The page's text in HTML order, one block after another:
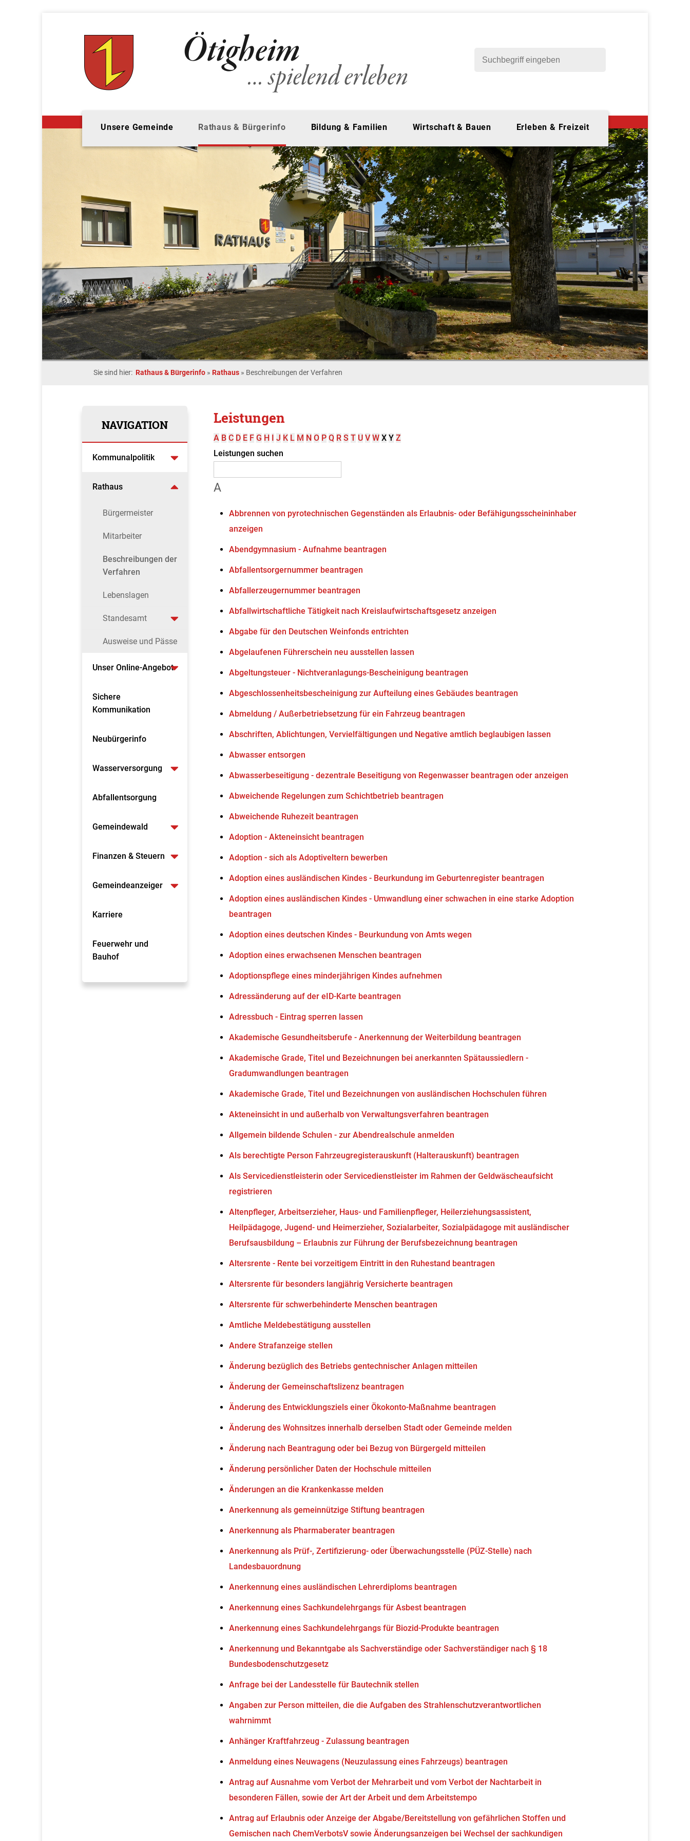
Unsere Gemeinde Rathaus & Bürgerinfo Bildung & Familien Wirtschaft & Bauen Erleben & Freizeit
Sie sind hier: Rathaus & Bürgerinfo » Rathaus » Beschreibungen der Verfahren
NAVIGATION
Kommunalpolitik
Rathaus
Bürgermeister
Mitarbeiter
Beschreibungen der
Verfahren
Lebenslagen
Standesamt
Ausweise und Pässe
Unser Online-Angebot
Sichere
Kommunikation
Neubürgerinfo
Wasserversorgung
Abfallentsorgung
Gemeindewald
Finanzen & Steuern
Gemeindeanzeiger
Karriere
Feuerwehr und
Bauhof
Leistungen
A B C D E F G H I J K L M N O P Q R S T U V W X Y Z
Leistungen suchen
A
Abbrennen von pyrotechnischen Gegenständen als Erlaubnis- oder Befähigungsscheininhaber
anzeigen
Abendgymnasium - Aufnahme beantragen
Abfallentsorgernummer beantragen
Abfallerzeugernummer beantragen
Abfallwirtschaftliche Tätigkeit nach Kreislaufwirtschaftsgesetz anzeigen
Abgabe für den Deutschen Weinfonds entrichten
Abgelaufenen Führerschein neu ausstellen lassen
Abgeltungsteuer - Nichtveranlagungs-Bescheinigung beantragen
Abgeschlossenheitsbescheinigung zur Aufteilung eines Gebäudes beantragen
Abmeldung / Außerbetriebsetzung für ein Fahrzeug beantragen
Abschriften, Ablichtungen, Vervielfältigungen und Negative amtlich beglaubigen lassen
Abwasser entsorgen
Abwasserbeseitigung - dezentrale Beseitigung von Regenwasser beantragen oder anzeigen
Abweichende Regelungen zum Schichtbetrieb beantragen
Abweichende Ruhezeit beantragen
Adoption - Akteneinsicht beantragen
Adoption - sich als Adoptiveltern bewerben
Adoption eines ausländischen Kindes - Beurkundung im Geburtenregister beantragen
Adoption eines ausländischen Kindes - Umwandlung einer schwachen in eine starke Adoption
beantragen
Adoption eines deutschen Kindes - Beurkundung von Amts wegen
Adoption eines erwachsenen Menschen beantragen
Adoptionspflege eines minderjährigen Kindes aufnehmen
Adressänderung auf der eID-Karte beantragen
Adressbuch - Eintrag sperren lassen
Akademische Gesundheitsberufe - Anerkennung der Weiterbildung beantragen
Akademische Grade, Titel und Bezeichnungen bei anerkannten Spätaussiedlern -
Gradumwandlungen beantragen
Akademische Grade, Titel und Bezeichnungen von ausländischen Hochschulen führen
Akteneinsicht in und außerhalb von Verwaltungsverfahren beantragen
Allgemein bildende Schulen - zur Abendrealschule anmelden
Als berechtigte Person Fahrzeugregisterauskunft (Halterauskunft) beantragen
Als Servicedienstleisterin oder Servicedienstleister im Rahmen der Geldwäscheaufsicht
registrieren
Altenpfleger, Arbeitserzieher, Haus- und Familienpfleger, Heilerziehungsassistent,
Heilpädagoge, Jugend- und Heimerzieher, Sozialarbeiter, Sozialpädagoge mit ausländischer
Berufsausbildung – Erlaubnis zur Führung der Berufsbezeichnung beantragen
Altersrente - Rente bei vorzeitigem Eintritt in den Ruhestand beantragen
Altersrente für besonders langjährig Versicherte beantragen
Altersrente für schwerbehinderte Menschen beantragen
Amtliche Meldebestätigung ausstellen
Andere Strafanzeige stellen
Änderung bezüglich des Betriebs gentechnischer Anlagen mitteilen
Änderung der Gemeinschaftslizenz beantragen
Änderung des Entwicklungsziels einer Ökokonto-Maßnahme beantragen
Änderung des Wohnsitzes innerhalb derselben Stadt oder Gemeinde melden
Änderung nach Beantragung oder bei Bezug von Bürgergeld mitteilen
Änderung persönlicher Daten der Hochschule mitteilen
Änderungen an die Krankenkasse melden
Anerkennung als gemeinnützige Stiftung beantragen
Anerkennung als Pharmaberater beantragen
Anerkennung als Prüf-, Zertifizierung- oder Überwachungsstelle (PÜZ-Stelle) nach
Landesbauordnung
Anerkennung eines ausländischen Lehrerdiploms beantragen
Anerkennung eines Sachkundelehrgangs für Asbest beantragen
Anerkennung eines Sachkundelehrgangs für Biozid-Produkte beantragen
Anerkennung und Bekanntgabe als Sachverständige oder Sachverständiger nach § 18
Bundesbodenschutzgesetz
Anfrage bei der Landesstelle für Bautechnik stellen
Angaben zur Person mitteilen, die die Aufgaben des Strahlenschutzverantwortlichen
wahrnimmt
Anhänger Kraftfahrzeug - Zulassung beantragen
Anmeldung eines Neuwagens (Neuzulassung eines Fahrzeugs) beantragen
Antrag auf Ausnahme vom Verbot der Mehrarbeit und vom Verbot der Nachtarbeit in
besonderen Fällen, sowie der Art der Arbeit und dem Arbeitstempo
Antrag auf Erlaubnis oder Anzeige der Abgabe/Bereitstellung von gefährlichen Stoffen und
Gemischen nach ChemVerbotsV sowie Änderungsanzeigen bei Wechsel der sachkundigen